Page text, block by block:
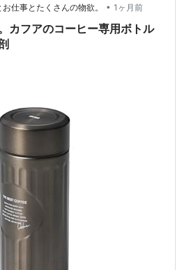
…と幸せな妄想が進む 娘のお友達
”は 躊躇なく買えるのになぁ……
仕事とたくさんの物欲。 • 1ヶ月前
カフアのコーヒー専用ボトル